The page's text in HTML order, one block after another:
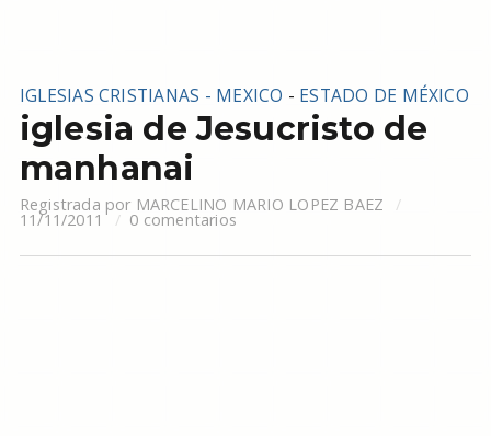
IGLESIAS CRISTIANAS - MEXICO - ESTADO DE MÉXICO
iglesia de Jesucristo de
manhanai
Registrada por MARCELINO MARIO LOPEZ BAEZ
11/11/2011 0 comentarios